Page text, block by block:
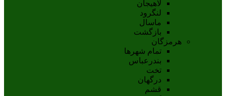
لاهيجان
لنگرود
ماسال
بازگشت
هرمزگان
تمام شهر‌ها
بندرعباس
تخت
درگهان
قشم